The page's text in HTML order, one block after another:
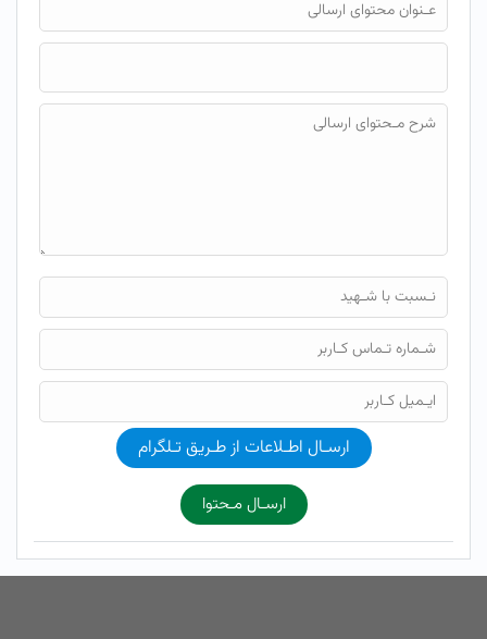
فایل محتوای ارسالی
ارسـال اطـلاعات از طـریق تـلگرام
ارسـال مـحتوا